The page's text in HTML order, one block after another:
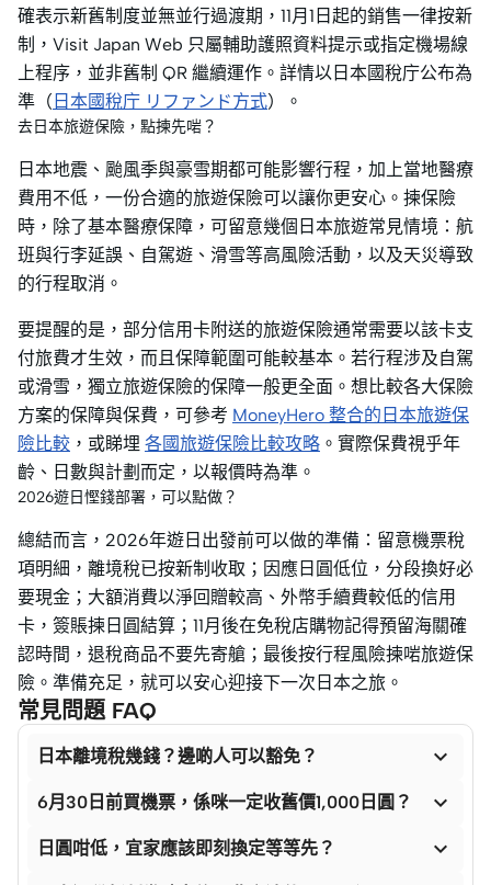
確表示新舊制度並無並行過渡期，11月1日起的銷售一律按新
制，Visit Japan Web 只屬輔助護照資料提示或指定機場線
上程序，並非舊制 QR 繼續運作。詳情以日本國稅庁公布為
準（ 日本國稅庁 リファンド方式）。
去日本旅遊保險，點揀先啱？
日本地震、颱風季與豪雪期都可能影響行程，加上當地醫療
費用不低，一份合適的旅遊保險可以讓你更安心。揀保險
時，除了基本醫療保障，可留意幾個日本旅遊常見情境：航
班與行李延誤、自駕遊、滑雪等高風險活動，以及天災導致
的行程取消。
要提醒的是，部分信用卡附送的旅遊保險通常需要以該卡支
付旅費才生效，而且保障範圍可能較基本。若行程涉及自駕
或滑雪，獨立旅遊保險的保障一般更全面。想比較各大保險
方案的保障與保費，可參考 MoneyHero 整合的日本旅遊保
險比較 ，或睇埋 各國旅遊保險比較攻略 。實際保費視乎年
齡、日數與計劃而定，以報價時為準。
2026遊日慳錢部署，可以點做？
總結而言，2026年遊日出發前可以做的準備：留意機票稅
項明細，離境稅已按新制收取；因應日圓低位，分段換好必
要現金；大額消費以淨回贈較高、外幣手續費較低的信用
卡，簽賬揀日圓結算；11月後在免稅店購物記得預留海關確
認時間，退稅商品不要先寄艙；最後按行程風險揀啱旅遊保
險。準備充足，就可以安心迎接下一次日本之旅。
常見問題 FAQ
日本離境稅幾錢？邊啲人可以豁免？ 
6月30日前買機票，係咪一定收舊價1,000日圓？ 
日圓咁低，宜家應該即刻換定等等先？ 